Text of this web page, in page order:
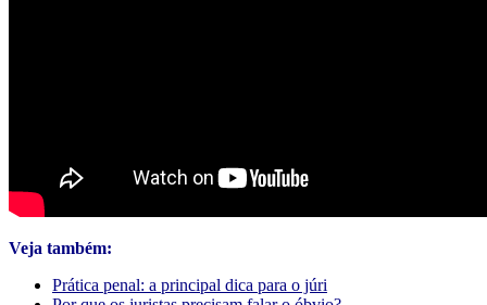
Veja também:
Prática penal: a principal dica para o júri